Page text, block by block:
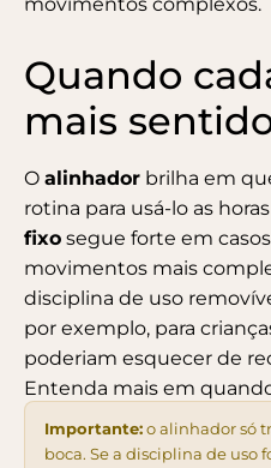
Quando
mais
O alinhador brilha em
rotina para usá-lo as
fixo segue forte em
movimentos mais
disciplina de uso
por exemplo, para
poderiam esquecer de
Entenda mais em
Importante:o alinhador só
boca. Se a disciplina de uso